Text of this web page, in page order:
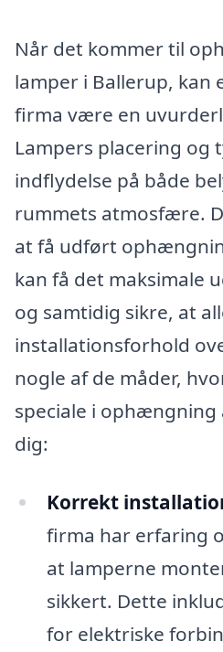
Når det kommer til
lamper i Ballerup, kan
firma være en
Lampers placering og
indflydelse på både
rummets atmosfære.
at få udført
kan få det maksimale
og samtidig sikre, at
installationsforhold
nogle af de måder,
speciale i ophængning
dig:
Korrekt
firma har erfaring
at lamperne
sikkert. Dette
for elektriske